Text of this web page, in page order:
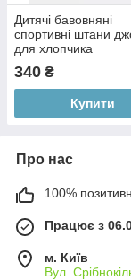
Дитячі бавовняні
спортивні штани
для хлопчика
340 ₴
Купити
Про нас
100%
Працює з
м. Київ
Вул.